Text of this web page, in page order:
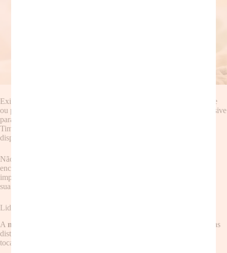
Existem diversos aplicativos de meditação disponíveis gratuitamente
ou pagos, com meditações guiadas para diferentes propósitos, inclusive
para mães. Pesquise aplicativos como Headspace, Calm e Insight
Timer para encontrar o que melhor se adapta às suas necessidades e
disponibilidade.
Não hesite em experimentar diferentes aplicativos e técnicas até
encontrar aquela que te faz sentir mais confortável e relaxada. O
importante é encontrar uma forma de
sua rotina e que te traga resultados positivos.
Lidando com as Distrações: O Desafio da Maternidade
A meditação para mães piradas
exige a capacidade de lidar com as
distrações. Crianças pequenas, tarefas domésticas, o telefone
tocando… são inúmeros fatores que podem interromper sua prática.